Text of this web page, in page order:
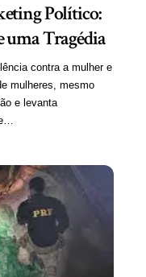
Político:
uma Tragédia
contra a mulher e
mulheres, mesmo
e levanta